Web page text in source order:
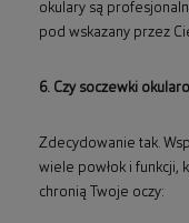
okulary są
pod wskazany przez
6. Czy soczewki
Zdecydowanie tak.
wiele powłok i funkcji,
chronią Twoje oczy: